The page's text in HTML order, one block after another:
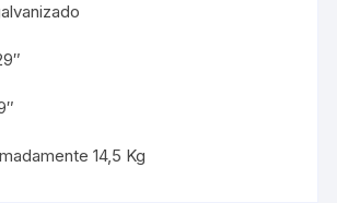
14,5 Kg